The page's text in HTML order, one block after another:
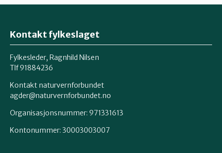
Kontakt fylkeslaget
Fylkesleder, Ragnhild Nilsen
Tlf 91884236
Kontakt naturvernforbundet
agder@naturvernforbundet.no
Organisasjonsnummer: 971331613
Kontonummer: 30003003007